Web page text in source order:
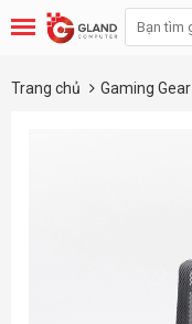
Trang chủ Gaming Gear